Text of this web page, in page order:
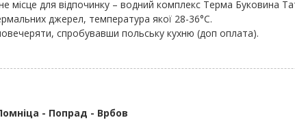
місце для відпочинку – водний комплекс Терма Буковина
джерел, температура якої 28-36°С.
спробувавши польську кухню (доп оплата).
- Попрад - Врбов